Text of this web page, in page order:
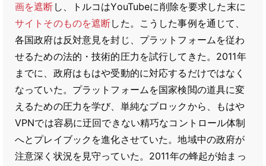
画を遮断 し、トルコはYouTubeに削除を要求した末に
サイトそのものを遮断した。こうした事例を通じて、
各国政府は反対意見を封じ、プラットフォームを従わ
せるための法的・技術的圧力を試行してきた。2011年
までに、政府はもはや受動的に対応するだけではなく
なっていた。プラットフォームを国家検閲の道具に変
えるための圧力を学び、単純なブロックから、もはや
VPNでは容易に迂回できない精巧なコントロール体制
へとプレイブックを進化させていた。地域中の政府が
注意深く状況を見守っていた。2011年の蜂起が始まっ